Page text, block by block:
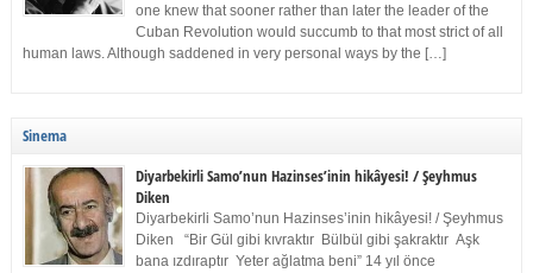
one knew that sooner rather than later the leader of the
Cuban Revolution would succumb to that most strict of all
human laws. Although saddened in very personal ways by the […]
Sinema
Diyarbekirli Samo’nun Hazinses’inin hikâyesi! / Şeyhmus
Diken
Diyarbekirli Samo’nun Hazinses’inin hikâyesi! / Şeyhmus
Diken “Bir Gül gibi kıvraktır Bülbül gibi şakraktır Aşk
bana ızdıraptır Yeter ağlatma beni” 14 yıl önce